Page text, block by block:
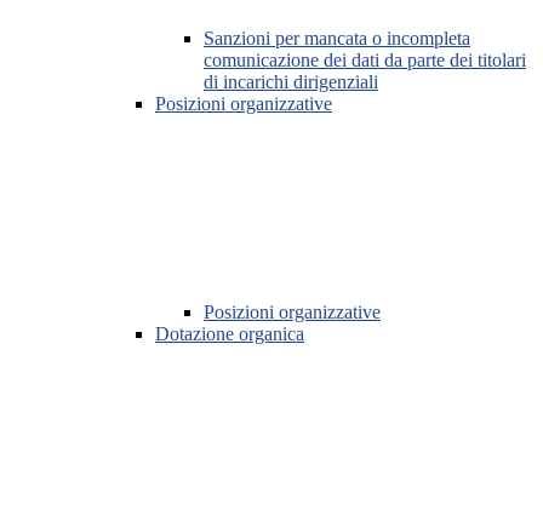
Sanzioni per mancata o incompleta
comunicazione dei dati da parte dei titolari
di incarichi dirigenziali
Posizioni organizzative
Posizioni organizzative
Dotazione organica